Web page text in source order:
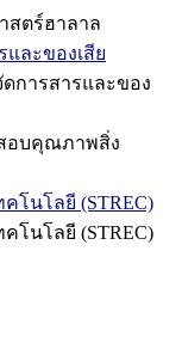
สตร์ฮาลาล
ละของเสีย
การสารและของ
อบคุณภาพสิ่ง
โนโลยี (STREC)
โนโลยี (STREC)